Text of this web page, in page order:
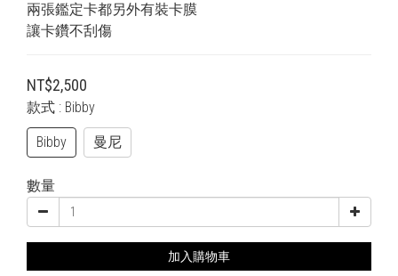
兩張鑑定卡都另外有裝卡膜
讓卡鑽不刮傷
NT$2,500
款式 : Bibby
Bibby 曼尼
數量
加入購物車